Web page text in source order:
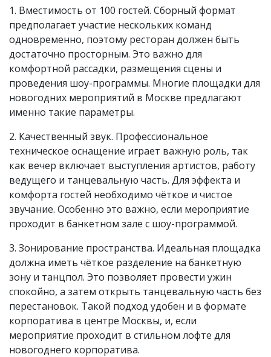
1. Вместимость от 100 гостей. Сборный формат
предполагает участие нескольких команд
одновременно, поэтому ресторан должен быть
достаточно просторным. Это важно для
комфортной рассадки, размещения сцены и
проведения шоу-программы. Многие площадки для
новогодних мероприятий в Москве предлагают
именно такие параметры.
2. Качественный звук. Профессиональное
техническое оснащение играет важную роль, так
как вечер включает выступления артистов, работу
ведущего и танцевальную часть. Для эффекта и
комфорта гостей необходимо чёткое и чистое
звучание. Особенно это важно, если мероприятие
проходит в банкетном зале с шоу-программой.
3. Зонирование пространства. Идеальная площадка
должна иметь чёткое разделение на банкетную
зону и танцпол. Это позволяет провести ужин
спокойно, а затем открыть танцевальную часть без
перестановок. Такой подход удобен и в формате
корпоратива в центре Москвы, и, если
мероприятие проходит в стильном лофте для
новогоднего корпоратива.